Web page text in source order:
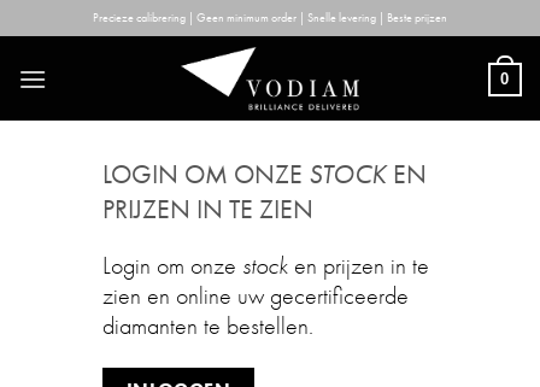
to
content
Precieze calibrering | Geen minimum order | Snelle levering | Beste prijzen
0
LOGIN OM ONZE STOCKEN
PRIJZEN IN TE ZIEN
Login om onze stock en prijzen in te
zien en online uw gecertificeerde
diamanten te bestellen.